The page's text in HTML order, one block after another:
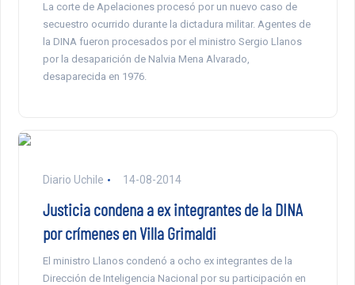
La corte de Apelaciones procesó por un nuevo caso de
secuestro ocurrido durante la dictadura militar. Agentes de
la DINA fueron procesados por el ministro Sergio Llanos
por la desaparición de Nalvia Mena Alvarado,
desaparecida en 1976.
Diario Uchile 14-08-2014
Justicia condena a ex integrantes de la DINA
por crímenes en Villa Grimaldi
El ministro Llanos condenó a ocho ex integrantes de la
Dirección de Inteligencia Nacional por su participación en